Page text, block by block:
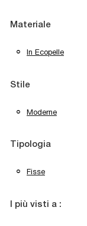
Materiale
In Ecopelle
Stile
Moderne
Tipologia
Fisse
I più visti a :